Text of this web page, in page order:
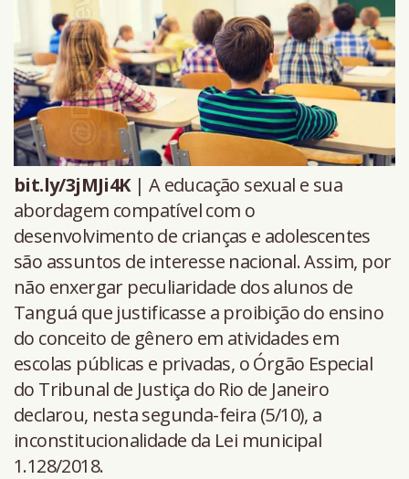
bit.ly/3jMJi4K| A educação sexual e sua
abordagem compatível com o
desenvolvimento de crianças e adolescentes
são assuntos de interesse nacional. Assim, por
não enxergar peculiaridade dos alunos de
Tanguá que justificasse a proibição do ensino
do conceito de gênero em atividades em
escolas públicas e privadas, o Órgão Especial
do Tribunal de Justiça do Rio de Janeiro
declarou, nesta segunda-feira (5/10), a
inconstitucionalidade da Lei municipal
1.128/2018.